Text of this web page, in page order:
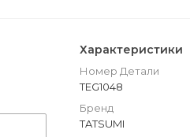
Характеристики
Номер Детали
TEG1048
Бренд
TATSUMI